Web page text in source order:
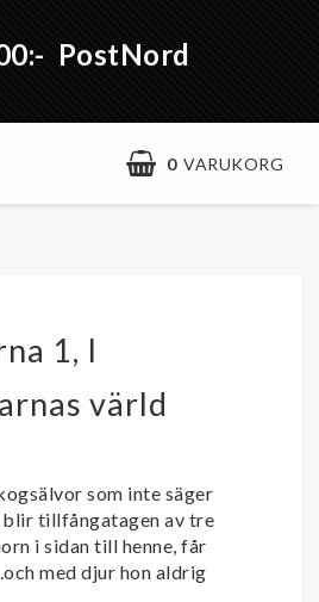
PostNord
0 VARUKORG
1, I
värld
som inte säger
tillfångatagen av tre
i sidan till henne, får
med djur hon aldrig